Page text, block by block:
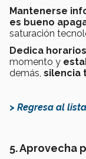
Mantenerse
es bueno
saturación
Dedica
momento y
demás, silencia
> Regresa al
5. Aprovecha